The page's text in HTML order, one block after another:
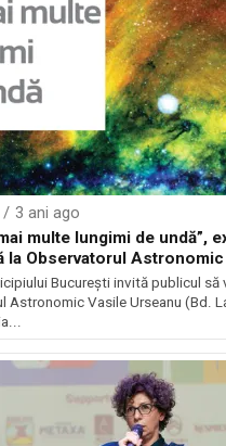
3 ani ago
multe lungimi de undă”,
la Observatorul Astronomic
București invită publicul să
Astronomic Vasile Urseanu (Bd.